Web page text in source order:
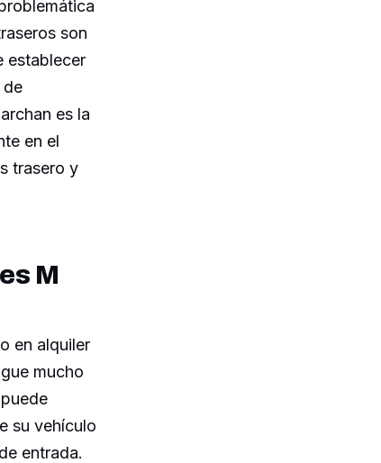
son
establecer
de
es la
en el
trasero y
M
en alquiler
mucho
su vehículo
entrada.